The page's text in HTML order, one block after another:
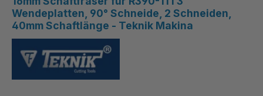
Wendeplatten, 90° Schneide, 2 Schneiden,
40mm Schaftlänge - Teknik Makina